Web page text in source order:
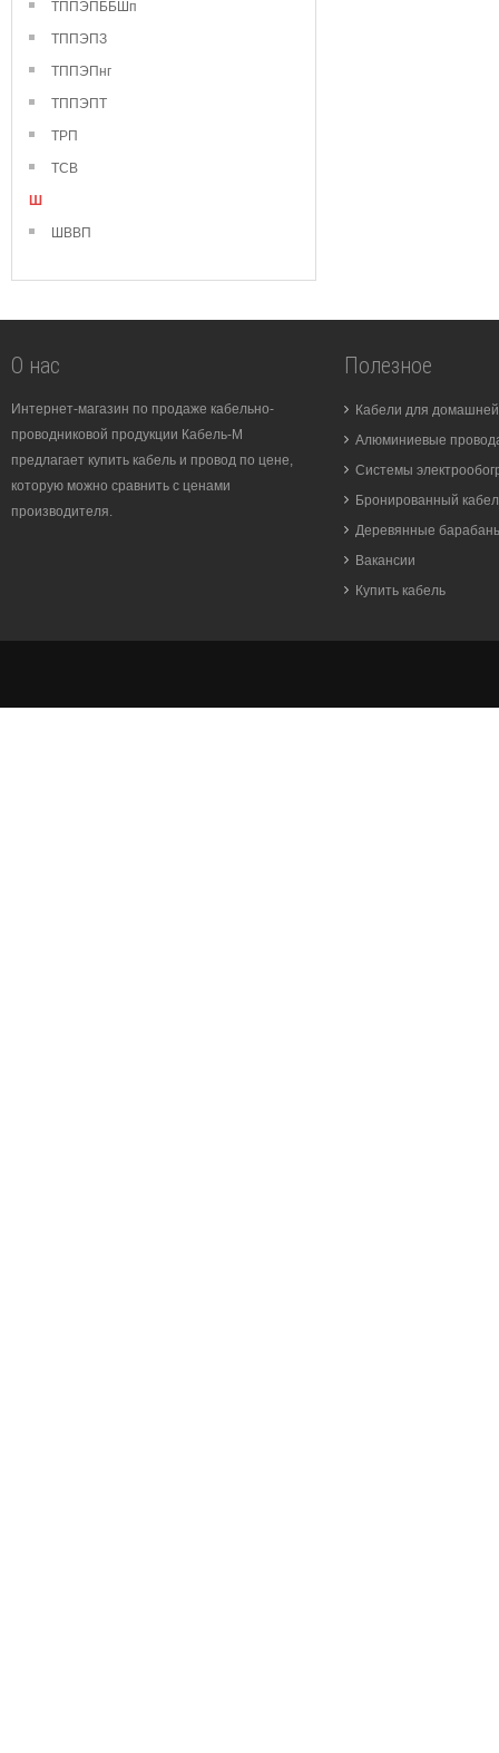
ТППЭПББШп
ТППЭПЗ
ТППЭПнг
ТППЭПТ
ТРП
ТСВ
Ш
ШВВП
О нас
Интернет-магазин по продаже кабельно-
проводниковой продукции Кабель-М
предлагает купить кабель и провод по цене,
которую можно сравнить с ценами
производителя.
Полезное
Кабели для
Алюминиевые
Системы
Бронированный
Деревянные
Вакансии
Купить кабель